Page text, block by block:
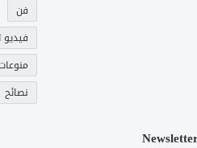
فن
فيديو
نصائح